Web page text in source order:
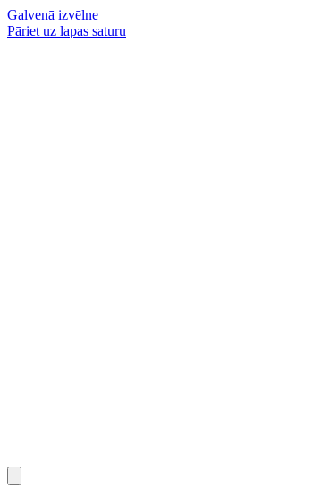
Galvenā izvēlne
Pāriet uz lapas saturu